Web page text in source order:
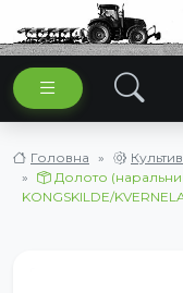
Головна
Долото
KONGSKILDE/